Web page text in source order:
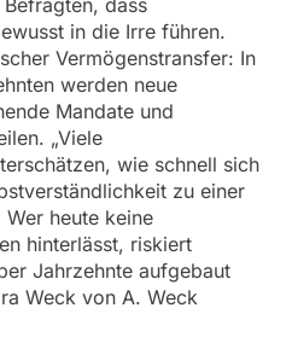
in die Irre führen.
Vermögenstransfer: In
werden neue
Mandate und
„Viele
wie schnell sich
zu einer
heute keine
hinterlässt, riskiert
Jahrzehnte aufgebaut
Weck von A. Weck